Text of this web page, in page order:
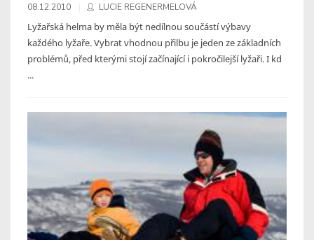
08.12.2010 LUCIE REGENERMELOVÁ
Lyžařská helma by měla být nedílnou součástí výbavy
každého lyžaře. Vybrat vhodnou přilbu je jeden ze základních
problémů, před kterými stojí začínající i pokročilejší lyžaři. I kd
...